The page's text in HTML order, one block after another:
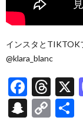
インスタとTIKTOK
@klara_blanc
F
ac
e
T
hr
ea
S
C